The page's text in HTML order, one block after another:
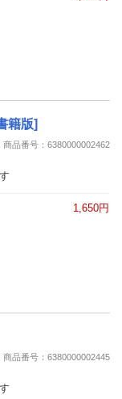
籍版]
商品番号：6380000002462
1,650円
商品番号：6380000002445